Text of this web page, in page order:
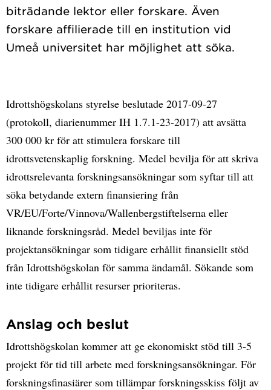
biträdande lektor eller forskare. Även
forskare affilierade till en institution vid
Idrottshögskolans styrelse beslutade 2017-09-27
(protokoll, diarienummer IH 1.7.1-23-2017) att avsätta
300 000 kr för att stimulera forskare till
idrottsvetenskaplig forskning. Medel bevilja för att skriva
idrottsrelevanta forskningsansökningar som syftar till att
söka betydande extern finansiering från
VR/EU/Forte/Vinnova/Wallenbergstiftelserna eller
liknande forskningsråd. Medel beviljas inte för
projektansökningar som tidigare erhållit finansiellt stöd
från Idrottshögskolan för samma ändamål. Sökande som
inte tidigare erhållit resurser prioriteras.
Anslag och beslut
Idrottshögskolan kommer att ge ekonomiskt stöd till 3-5
projekt för tid till arbete med forskningsansökningar. För
forskningsfinasiärer som tillämpar forskningsskiss följt av